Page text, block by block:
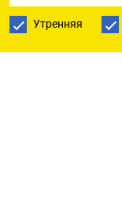
Утренняя
‌мягкой